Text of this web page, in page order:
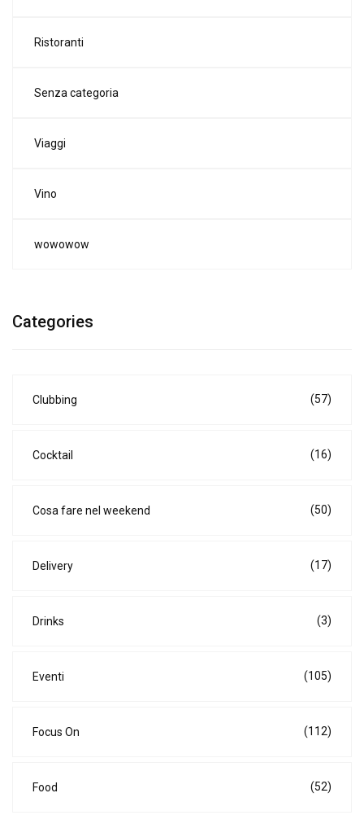
Ristoranti
Senza categoria
Viaggi
Vino
wowowow
Categories
Clubbing (57)
Cocktail (16)
Cosa fare nel weekend (50)
Delivery (17)
Drinks (3)
Eventi (105)
Focus On (112)
Food (52)